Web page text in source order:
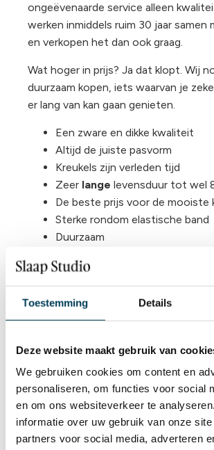
Toestemming Details
Deze website maakt gebruik van
We gebruiken cookies om content en
personaliseren, om functies voor social
en om ons websiteverkeer te
informatie over uw gebruik van onze
partners voor social media, adverteren
ongeëvenaarde service alleen
werken inmiddels ruim 30 jaar samen
en verkopen het dan ook graag.
Wat hoger in prijs? Ja dat klopt. Wij
duurzaam kopen, iets waarvan je
er lang van kan gaan genieten.
Een zware en dikke kwaliteit
Altijd de juiste pasvorm
Kreukels zijn verleden tijd
Zeer lange levensduur tot wel
De beste prijs voor de mooiste
Sterke rondom elastische band
Duurzaam
Voor (split) toppers, matrassen
matrassen
Voelt zacht en aangenaam
Pilling vrij
97 % gekamd mako katoen en
Wat is een
gemerceriseerd en